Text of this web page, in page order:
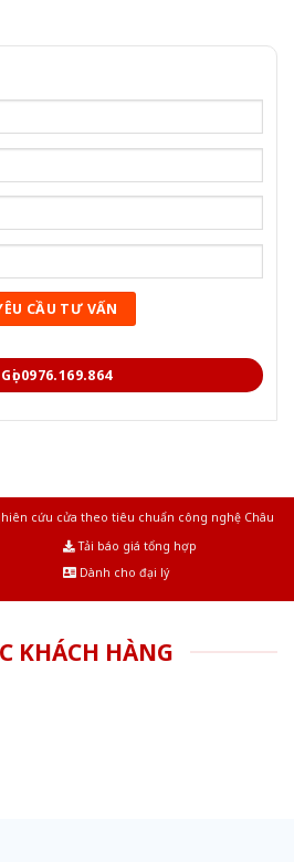
Gọi 0976.169.864
cứu cửa theo tiêu chuẩn công nghệ Châu
Tải báo giá tổng hợp
Dành cho đại lý
KHÁCH HÀNG